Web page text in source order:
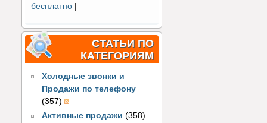
бесплатно |
СТАТЬИ ПО
КАТЕГОРИЯМ
Холодные звонки и
Продажи по телефону
(357)
Активные продажи (358)